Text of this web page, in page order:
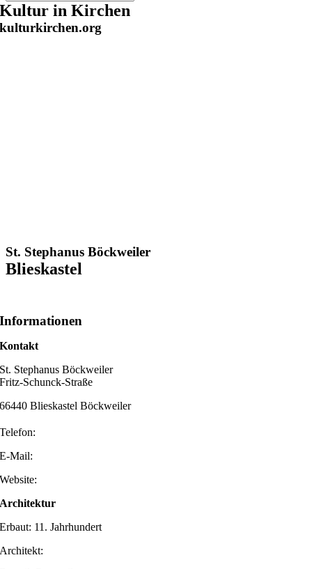
Zum
Inhalt
springen
Kultur in Kirchen
kulturkirchen.org
St. Stephanus Böckweiler
Blieskastel
Informationen
Kontakt
St. Stephanus Böckweiler
Fritz-Schunck-Straße
66440 Blieskastel Böckweiler
Telefon:
E-Mail:
Website:
Architektur
Erbaut: 11. Jahrhundert
Architekt: